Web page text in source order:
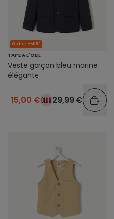
Outlet -50%*
TAPE A L'OEIL
Veste garçon bleu marine
élégante
15,00 € 29,99 €